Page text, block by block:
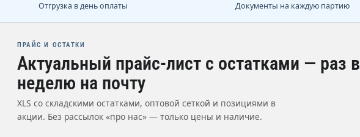
Отгрузка в день оплаты Документы на каждую партию
ПРАЙС И ОСТАТКИ
Актуальный прайс-лист с остатками — раз в
неделю на почту
XLS со складскими остатками, оптовой сеткой и позициями в
акции. Без рассылок «про нас» — только цены и наличие.